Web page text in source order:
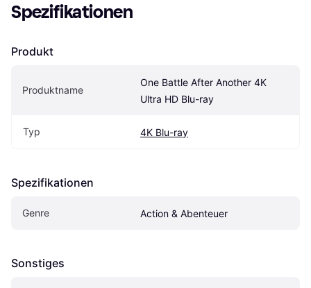
Spezifikationen
Produkt
Produktname
One Battle After Another 4K
Ultra HD Blu-ray
Typ 4K Blu-ray
Spezifikationen
Genre Action & Abenteuer
Sonstiges